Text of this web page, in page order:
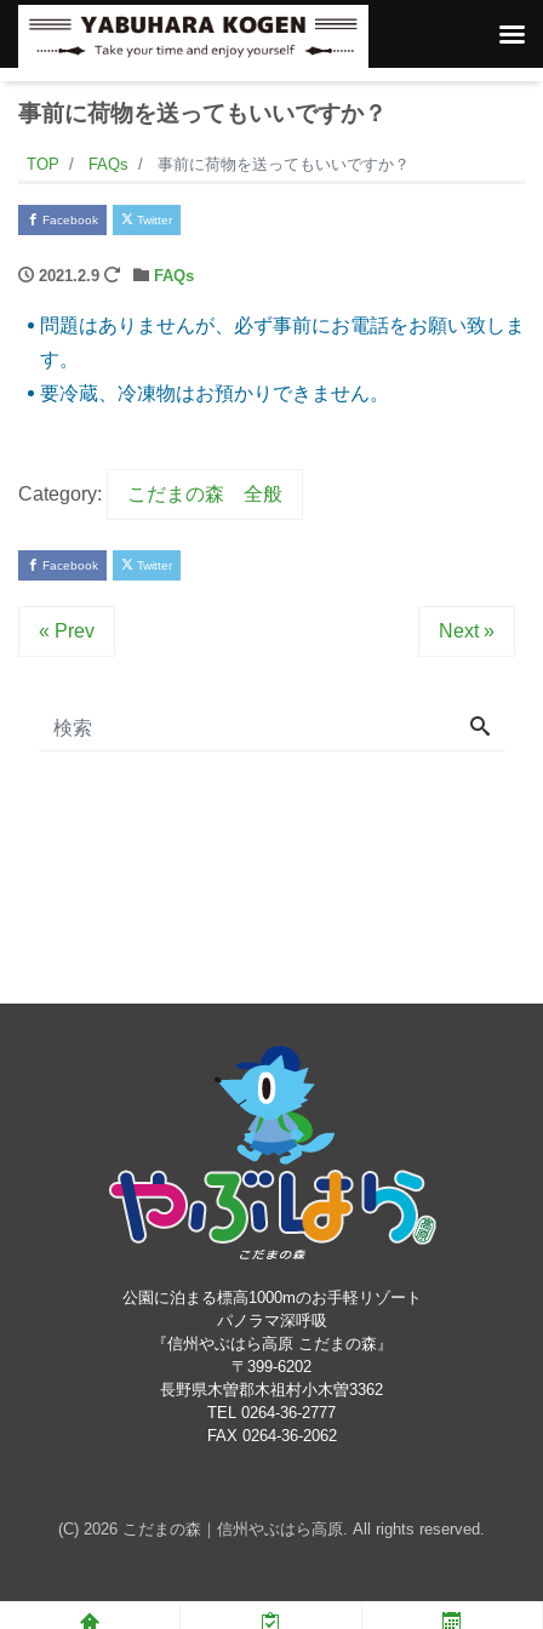
事前に荷物を送ってもいいですか？
TOP FAQs 事前に荷物を送ってもいいですか？
Facebook Twitter
2021.2.9 FAQs
問題はありませんが、必ず事前にお電話をお願い致しま
す。
要冷蔵、冷凍物はお預かりできません。
Category: こだまの森 全般
Facebook Twitter
« Prev Next »
公園に泊まる標高1000mのお手軽リゾート
パノラマ深呼吸
『信州やぶはら高原 こだまの森』
〒399-6202
長野県木曽郡木祖村小木曽3362
TEL 0264-36-2777
FAX 0264-36-2062
(C) 2026 こだまの森｜信州やぶはら高原. All rights reserved.